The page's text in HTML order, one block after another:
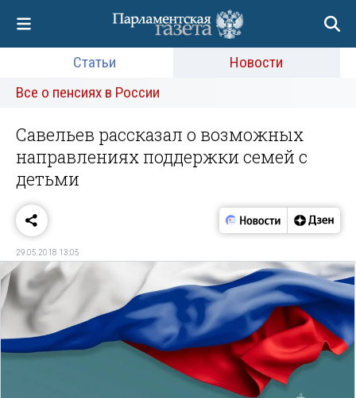
Статьи
Новости
Все о пенсиях в России
Савельев рассказал о возможных
направлениях поддержки семей с
детьми
29.05.2018 13:05